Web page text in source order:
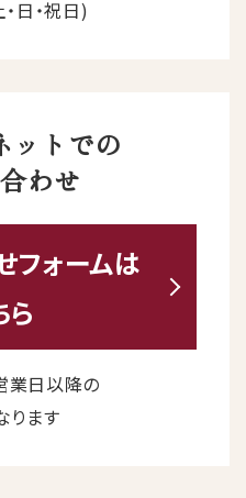
日・祝日)
ットでの
わせ
フォームは
ら
業日以降の
ります